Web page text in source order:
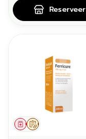
Reserveer
Op voorschrift
Geneesmiddel